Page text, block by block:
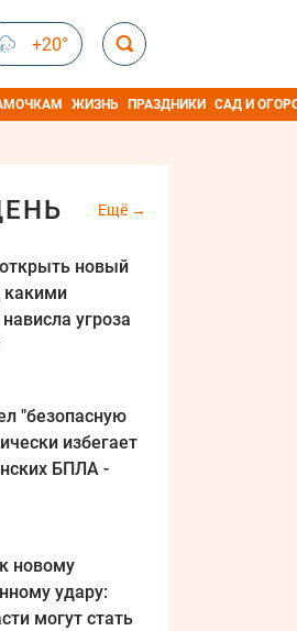
+20°
ЖИЗНЬ ПРАЗДНИКИ САД И
Ещё
новый
какими
угроза
"безопасную
избегает
БПЛА -
новому
удару:
могут стать